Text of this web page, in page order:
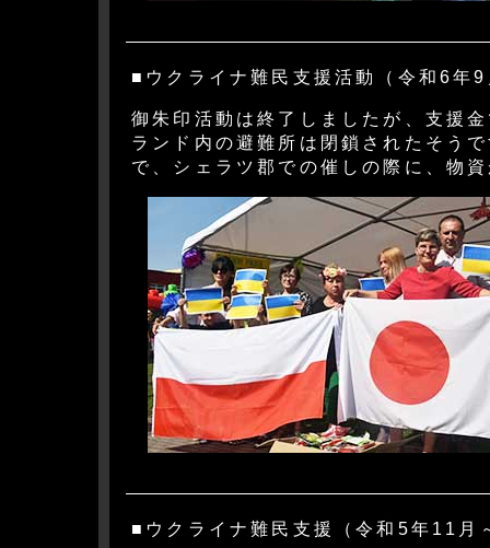
■ウクライナ難民支援活動（令和6年
御朱印活動は終了しましたが、支援
ランド内の避難所は閉鎖されたそう
で、シェラツ郡での催しの際に、物
■ウクライナ難民支援（令和5年11月